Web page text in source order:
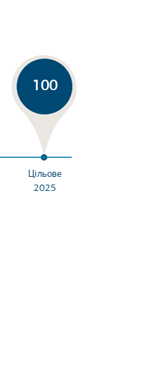
100
Цільове
2025